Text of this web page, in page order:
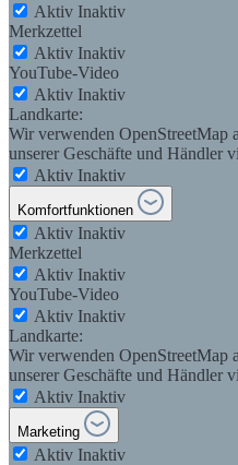
Aktiv Inaktiv
Merkzettel
Aktiv Inaktiv
YouTube-Video
Aktiv Inaktiv
Landkarte:
Wir verwenden OpenStreetMap
unserer Geschäfte und Händler
Aktiv Inaktiv
Komfortfunktionen
Aktiv Inaktiv
Merkzettel
Aktiv Inaktiv
YouTube-Video
Aktiv Inaktiv
Landkarte:
Wir verwenden OpenStreetMap
unserer Geschäfte und Händler
Aktiv Inaktiv
Marketing
Aktiv Inaktiv